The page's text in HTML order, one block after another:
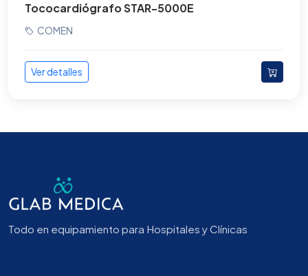
Tococardiógrafo STAR-5000E
COMEN
Ver detalles
Todo en equipamiento para Hospitales y Clínicas